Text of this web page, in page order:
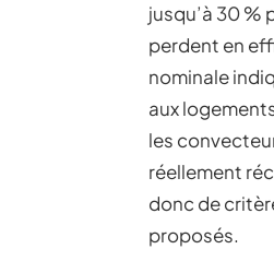
jusqu’à 30 %
perdent en
nominale
aux
les
réellement
donc de
proposés.